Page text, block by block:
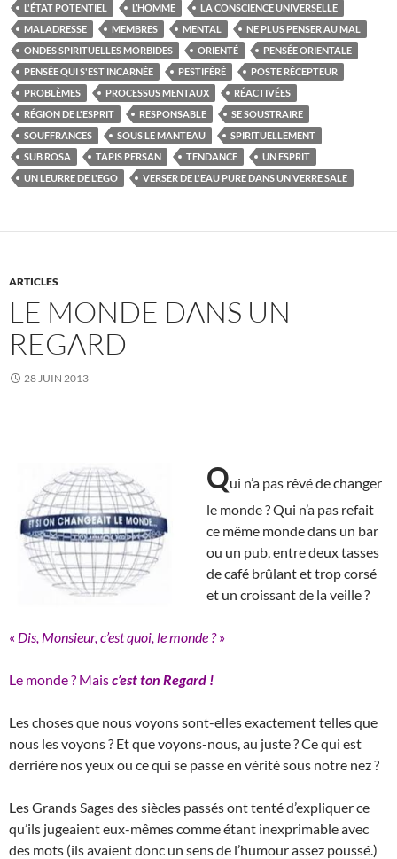
L'ÉTAT POTENTIEL
L’HOMME
LA CONSCIENCE UNIVERSELLE
MALADRESSE
MEMBRES MENTAL
NE PLUS PENSER AU MAL
ONDES SPIRITUELLES MORBIDES
ORIENTÉ
PENSÉE ORIENTALE
PENSÉE QUI S'EST INCARNÉE
PESTIFÉRÉ
POSTE RÉCEPTEUR
PROBLÈMES
PROCESSUS MENTAUX
RÉACTIVÉES
RÉGION DE L'ESPRIT
RESPONSABLE
SE SOUSTRAIRE
SOUFFRANCES
SOUS LE MANTEAU
SPIRITUELLEMENT
SUB ROSA
TAPIS PERSAN TENDANCE
UN ESPRIT
UN LEURRE DE L'EGO
VERSER DE L'EAU PURE DANS UN VERRE SALE
ARTICLES
LE MONDE DANS UN
REGARD
28 JUIN 2013
Qui n’a pas rêvé de changer
le monde ? Qui n’a pas refait
ce même monde dans un bar
ou un pub, entre deux tasses
de café brûlant et trop corsé
et un croissant de la veille ?
« Dis, Monsieur, c’est quoi, le monde ?»
Le monde ? Maisc’estton Regard !
Les choses que nous voyons sont-elles exactement telles que
nous les voyons ? Et que voyons-nous, au juste ? Ce qui est
derrière nos yeux ou ce qui se passe en vérité sous notre nez ?
Les Grands Sages des siècles passés ont tenté d’expliquer ce
qu’ils jugeaient eux-mêmes comme étant inexprimable avec
des mots (ils avaient donc un sens de l’humour assez poussé.)